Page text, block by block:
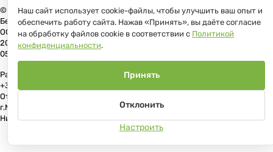
© 2026 Данко Бай: качественная мебель с оперативной доставкой по
Беларуси
ООО «Гранд Парк», юр.адрес: 220005, Минск, ул. Платонова, 22, пом.
204 В торговом реестре с 17 июля 2013 г. Регистрация №191081534,
05.11.2008, Мингорисполком.
Рассмотрение обращений потребителей, телефон +375 (17) 361-10-80,
+375 (29) 191-10-80, +375 (29) 544-10-00, e-mail: info@danko.by
Отдел торговли и услуг Администрации Первомайского района
г.Минска: тел. +375(17)215-14-65, Начальник отдела: Жакович Юлия
Николаевна
Наш сайт использует cookie-файлы, чтобы улучшить ваш опыт и
обеспечить работу сайта. Нажав «Принять», вы даёте согласие
на обработку файлов cookie в соответствии с Политикой
конфиденциальности.
Настроить
Отклонить
Принять